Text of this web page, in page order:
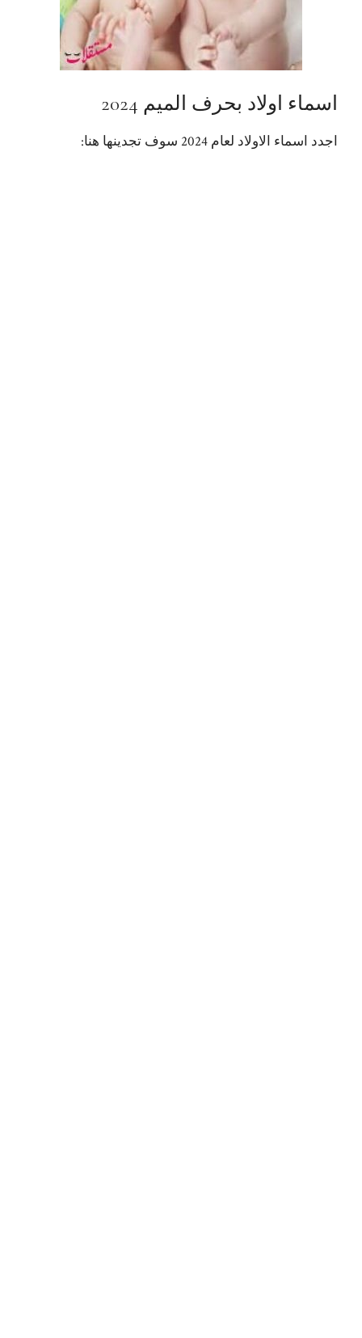
اسماء اولاد بحرف الميم 2024
اجدد اسماء الاولاد لعام 2024 سوف تجدينها هنا: